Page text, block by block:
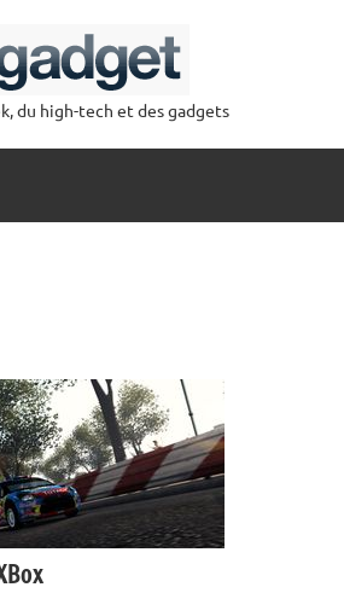
du high-tech et des gadgets